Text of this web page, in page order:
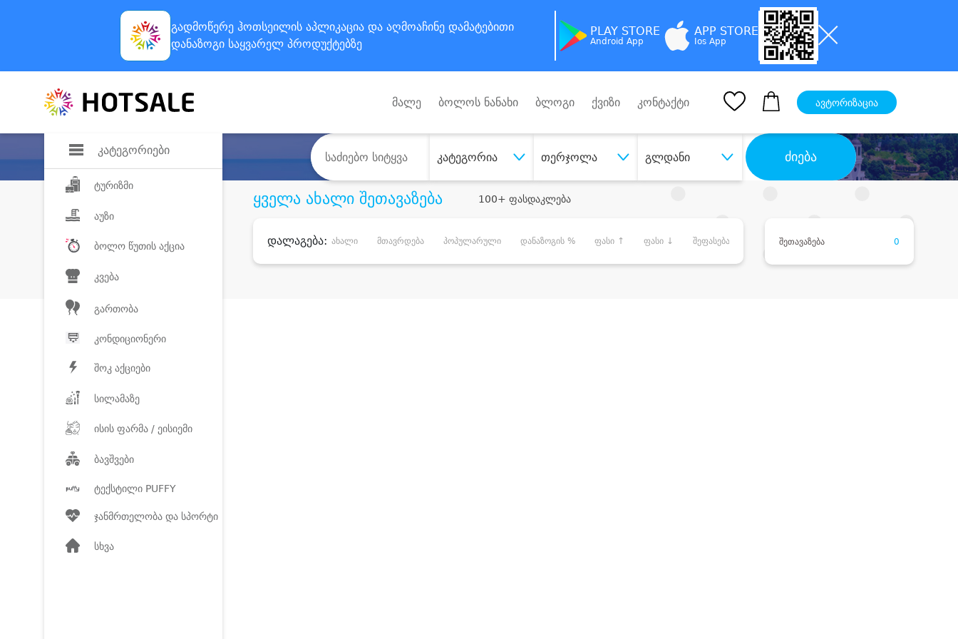
გადმოწერე ჰოთსეილის აპლიკაცია და აღმოაჩინე დამატებითი
დანაზოგი საყვარელ პროდუქტებზე
PLAY STORE
Android App
APP STORE
Ios App
კატეგორიები
ტურიზმი
აუზი
ბოლო წუთის აქცია
კვება
გართობა
კონდიციონერი
შოკ აქციები
სილამაზე
ისის ფარმა / ეისიემი
ბავშვები
ტექსტილი PUFFY
ჯანმრთელობა და სპორტი
სხვა
მალე ბოლოს ნანახი ბლოგი ქვიზი კონტაქტი ავტორიზაცია
კატეგორია თერჯოლა გლდანი ძიება
ყველა ახალი შეთავაზება 100+ ფასდაკლება
დალაგება: ახალი მთავრდება პოპულარული დანაზოგის % ფასი ↑ ფასი ↓ შეფასება შეთავაზება 0